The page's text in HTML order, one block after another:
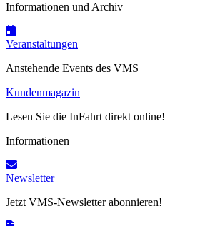
Informationen und Archiv
Veranstaltungen
Anstehende Events des VMS
Kundenmagazin
Lesen Sie die InFahrt direkt online!
Informationen
Newsletter
Jetzt VMS-Newsletter abonnieren!